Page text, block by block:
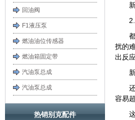
回油阀
F1液压泵
燃油油位传感器
燃油箱固定带
汽油泵总成
汽油泵总成
热销别克配件
扰的
出反应
容易